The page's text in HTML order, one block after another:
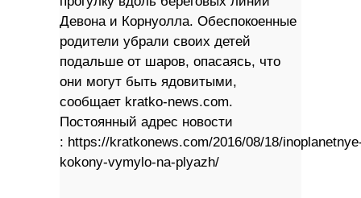
Девона и Корнуолла. Обеспокоенные
родители убрали своих детей
подальше от шаров, опасаясь, что
они могут быть ядовитыми,
сообщает kratko-news.com.
Постоянный адрес новости
: https://kratkonews.com/2016/08/18/
kokony-vymylo-na-plyazh/